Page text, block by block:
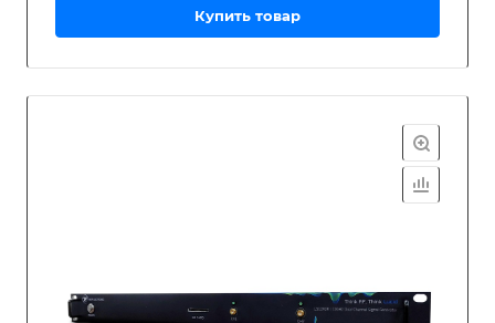
Купить товар